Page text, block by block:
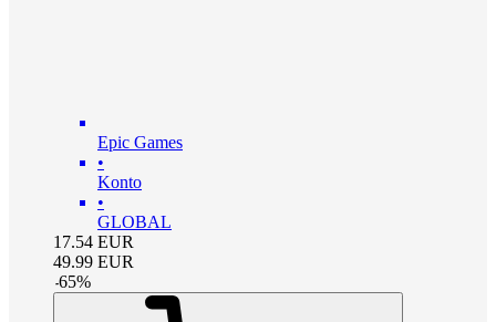
Epic Games
•
Konto
•
GLOBAL
17.54 EUR
49.99 EUR
-65%